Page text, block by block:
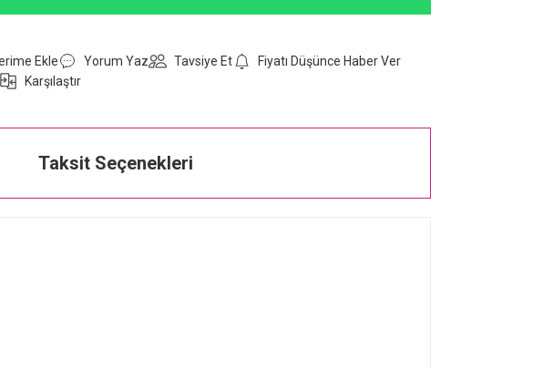
Yorum Yaz Tavsiye Et
Fiyatı Düşünce Haber Ver
Karşılaştır
Taksit Seçenekleri